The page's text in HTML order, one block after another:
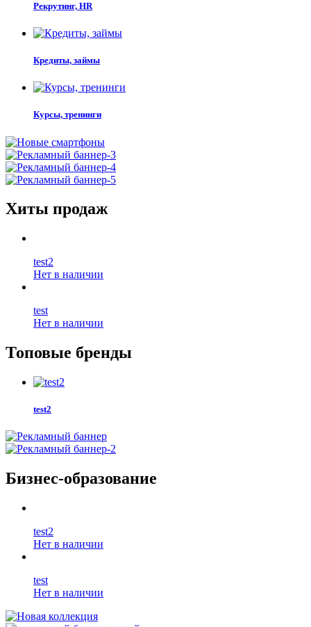
Рекрутинг, HR
Кредиты, займы
Курсы, тренинги
Хиты продаж
test2
Нет в наличии
test
Нет в наличии
Топовые бренды
test2
Бизнес-образование
test2
Нет в наличии
test
Нет в наличии